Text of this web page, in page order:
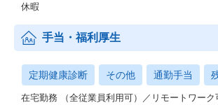
休暇
手当・福利厚生
定期健康診断 その他 通勤手当
在宅勤務 （全従業員利用可）／リモートワーク